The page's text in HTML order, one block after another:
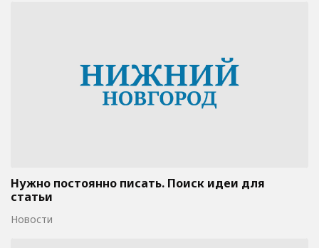
Нужно постоянно писать. Поиск идеи для
статьи
Новости